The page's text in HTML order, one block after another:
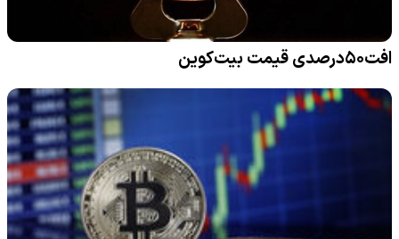
افت۵۰درصدی قیمت بیت‌کوین